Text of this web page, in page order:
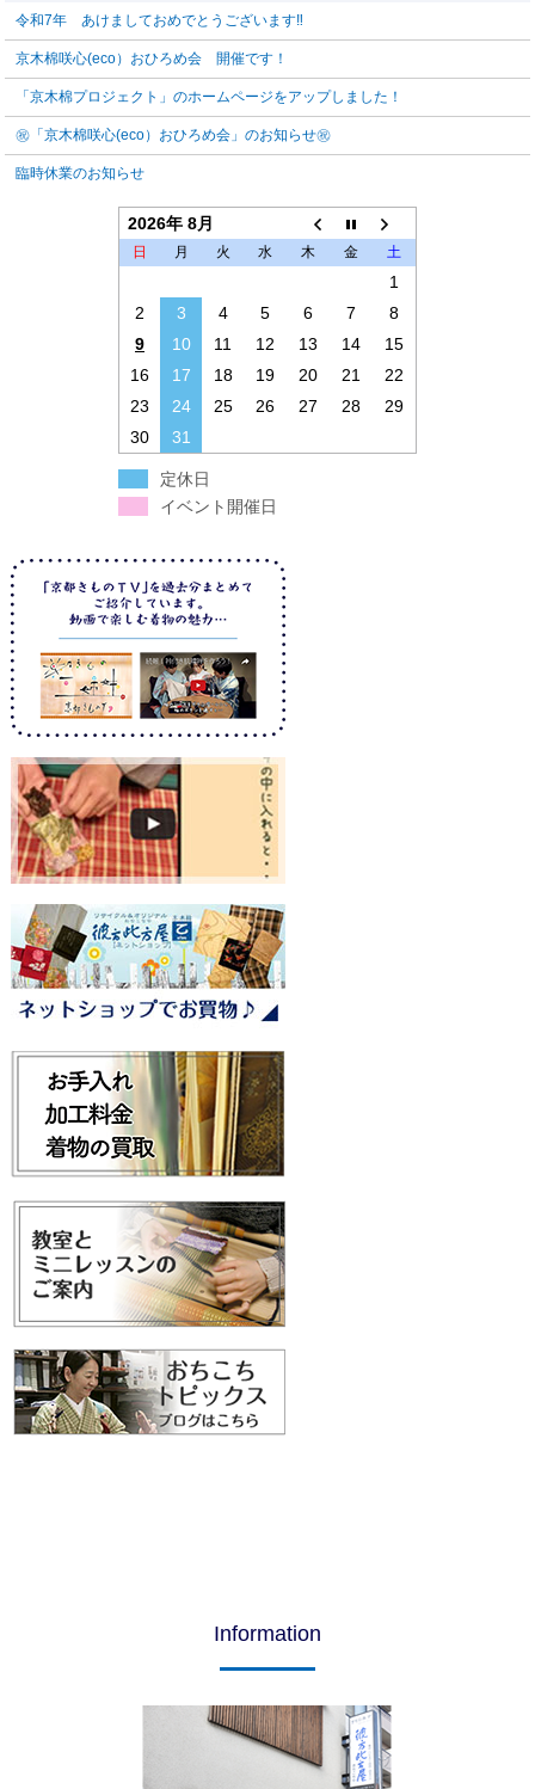
令和7年 あけましておめでとうございます‼️
京木棉咲心(eco）おひろめ会 開催です！
「京木棉プロジェクト」のホームページをアップしました！
㊗「京木棉咲心(eco）おひろめ会」のお知らせ㊗
臨時休業のお知らせ
2026年 8月
日 月 火 水 木 金 土
1
2
3 4 5 6 7
8
9
10 11 12 13 14
15
16
17 18 19 20 21
22
23
24 25 26 27 28
29
30
31
定休日
イベント開催日
Information